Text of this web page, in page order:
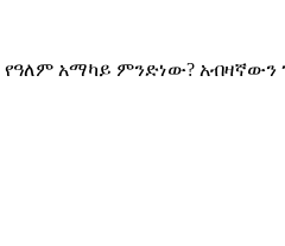
አማካይ ምንድነው?